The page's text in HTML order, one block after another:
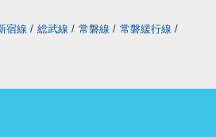
宿線 / 総武線 / 常磐線 / 常磐緩行線 /